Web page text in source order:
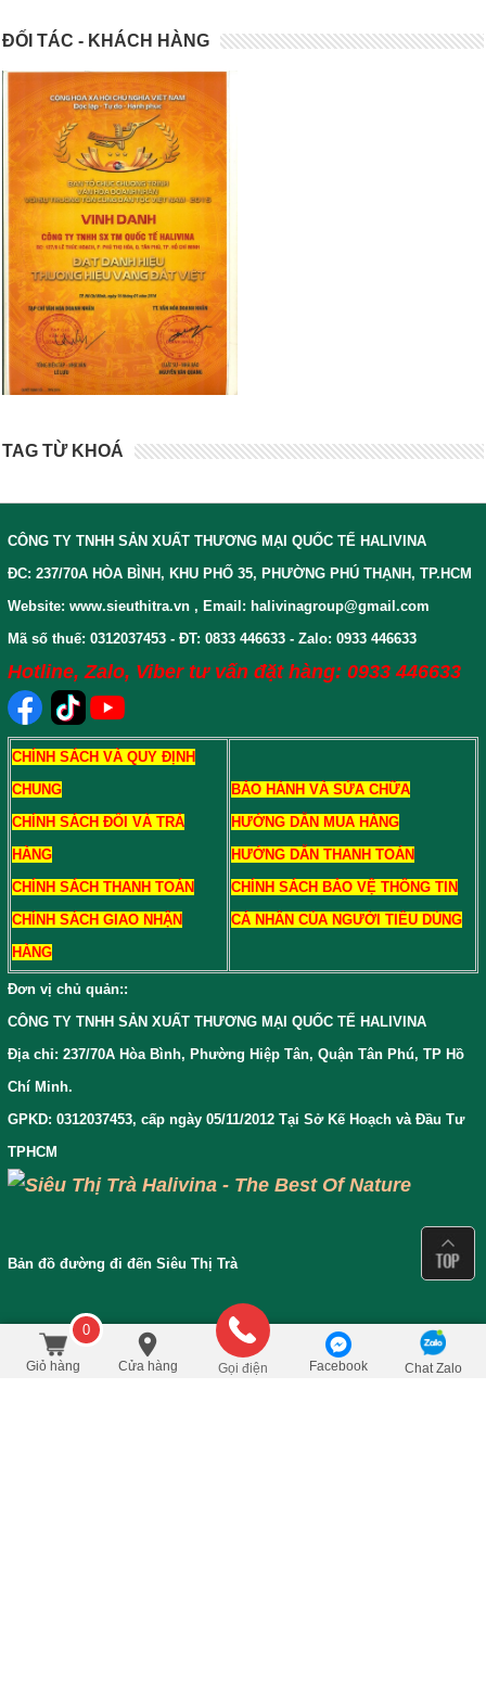
1.150.000 850.000 /Cái Đặt mua
ĐỐI TÁC - KHÁCH HÀNG
TAG TỪ KHOÁ
CÔNG TY TNHH SẢN XUẤT THƯƠNG MẠI QUỐC TẾ HALIVINA
ĐC: 237/70A HÒA BÌNH, KHU PHỐ 35, PHƯỜNG PHÚ THẠNH, TP.HCM
Website: www.sieuthitra.vn , Email: halivinagroup@gmail.com
Mã số thuế: 0312037453 - ĐT: 0833 446633 - Zalo: 0933 446633
Hotline, Zalo, Viber tư vấn đặt hàng: 0933 446633
CHÍNH SÁCH VÀ QUY ĐỊNH
CHUNG
CHÍNH SÁCH ĐỔI VÀ TRẢ
HÀNG
CHÍNH SÁCH THANH TOÁN
CHÍNH SÁCH GIAO NHẬN
HÀNG
BẢO HÀNH VÀ SỬA CHỮA
HƯỚNG DẪN MUA HÀNG
HƯỚNG DẪN THANH TOÁN
CHÍNH SÁCH BẢO VỆ THÔNG TIN
CÁ NHÂN CỦA NGƯỜI TIÊU DÙNG
Đơn vị chủ quản::
CÔNG TY TNHH SẢN XUẤT THƯƠNG MẠI QUỐC TẾ HALIVINA
Địa chỉ: 237/70A Hòa Bình, Phường Hiệp Tân, Quận Tân Phú, TP Hồ
Chí Minh.
GPKD: 0312037453, cấp ngày 05/11/2012 Tại Sở Kế Hoạch và Đầu Tư
TPHCM
Bản đồ đường đi đến Siêu Thị Trà
0
Giỏ hàng Cửa hàng Gọi điện Facebook Chat Zalo